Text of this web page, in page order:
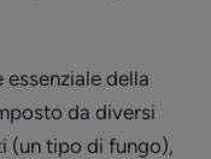
della
da diversi
(un tipo di fungo),